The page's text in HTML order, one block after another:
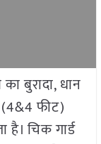
बुरादा, धान
(4&4 फीट)
चिक गार्ड